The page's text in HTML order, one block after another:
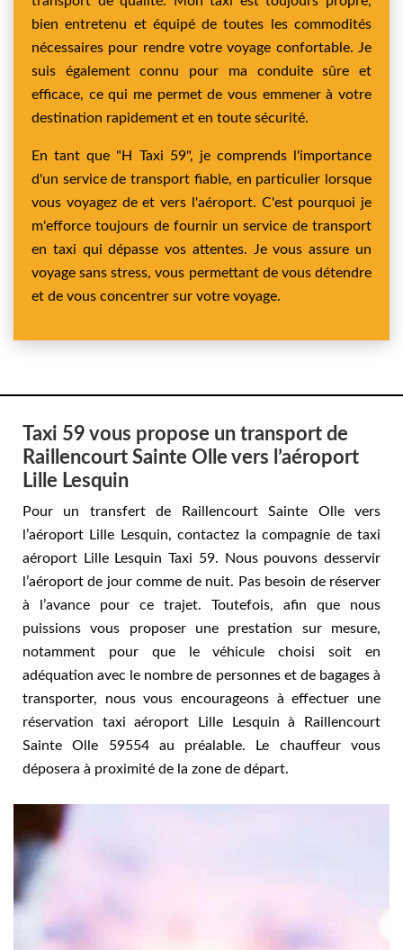
bien entretenu et équipé de toutes les commodités
nécessaires pour rendre votre voyage confortable. Je
suis également connu pour ma conduite sûre et
efficace, ce qui me permet de vous emmener à votre
destination rapidement et en toute sécurité.
En tant que "H Taxi 59", je comprends l'importance
d'un service de transport fiable, en particulier lorsque
vous voyagez de et vers l'aéroport. C'est pourquoi je
m'efforce toujours de fournir un service de transport
en taxi qui dépasse vos attentes. Je vous assure un
voyage sans stress, vous permettant de vous détendre
et de vous concentrer sur votre voyage.
Taxi 59 vous propose un transport de
Raillencourt Sainte Olle vers l’aéroport
Lille Lesquin
Pour un transfert de Raillencourt Sainte Olle vers
l’aéroport Lille Lesquin, contactez la compagnie de taxi
aéroport Lille Lesquin Taxi 59. Nous pouvons desservir
l’aéroport de jour comme de nuit. Pas besoin de réserver
à l’avance pour ce trajet. Toutefois, afin que nous
puissions vous proposer une prestation sur mesure,
notamment pour que le véhicule choisi soit en
adéquation avec le nombre de personnes et de bagages à
transporter, nous vous encourageons à effectuer une
réservation taxi aéroport Lille Lesquin à Raillencourt
Sainte Olle 59554 au préalable. Le chauffeur vous
déposera à proximité de la zone de départ.